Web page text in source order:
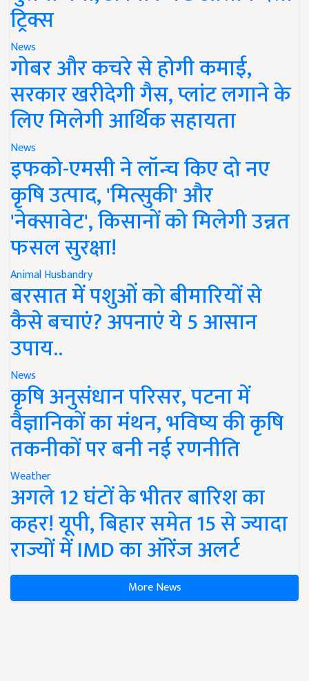
ट्रिक्स
News
गोबर और कचरे से होगी कमाई,
सरकार खरीदेगी गैस, प्लांट लगाने के
लिए मिलेगी आर्थिक सहायता
News
इफको-एमसी ने लॉन्च किए दो नए
कृषि उत्पाद, 'मित्सुकी' और
'नेक्सावेट', किसानों को मिलेगी उन्नत
फसल सुरक्षा!
Animal Husbandry
बरसात में पशुओं को बीमारियों से
कैसे बचाएं? अपनाएं ये 5 आसान
उपाय..
News
कृषि अनुसंधान परिसर, पटना में
वैज्ञानिकों का मंथन, भविष्य की कृषि
तकनीकों पर बनी नई रणनीति
Weather
अगले 12 घंटों के भीतर बारिश का
कहर! यूपी, बिहार समेत 15 से ज्यादा
राज्यों में IMD का ऑरेंज अलर्ट
More News